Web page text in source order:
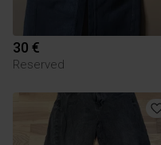
30 €
Reserved